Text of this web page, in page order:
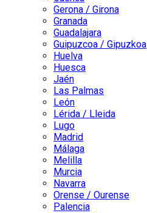
Gerona / Girona
Granada
Guadalajara
Guipuzcoa / Gipuzkoa
Huelva
Huesca
Jaén
Las Palmas
León
Lérida / Lleida
Lugo
Madrid
Málaga
Melilla
Murcia
Navarra
Orense / Ourense
Palencia